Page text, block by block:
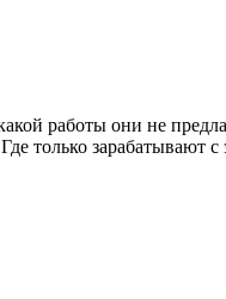
работы они не
только зарабатывают с